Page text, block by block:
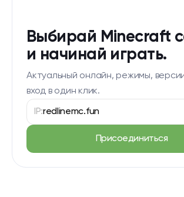
Выбирай Minecraft
и начинай играть.
Актуальный онлайн, режимы,
вход в один клик.
IP:redlinemc.fun
Присоединиться